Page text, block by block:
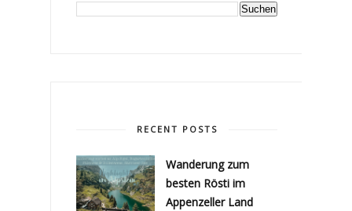
RECENT POSTS
Wanderung zum
besten Rösti im
Appenzeller Land